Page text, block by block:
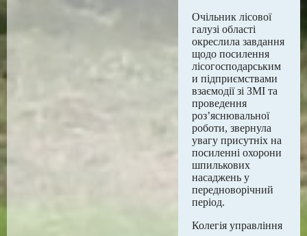
Очільник лісової
галузі області
окреслила завдання
щодо посилення
лісогосподарським
и підприємствами
взаємодії зі ЗМІ та
проведення
роз’яснювальної
роботи, звернула
увагу присутніх на
посиленні охорони
шпилькових
насаджень у
передноворічний
період.
Колегія управління